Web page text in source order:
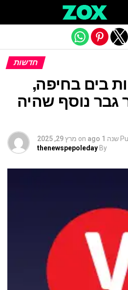
חדשות
בים בחיפה,
גבר נוסף שהיה
שנה 1 ago on מרץ 29, 2025
By
thenewspepoleday
Exit mobile